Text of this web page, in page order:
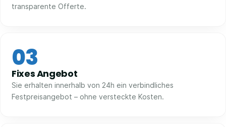
transparente Offerte.
03
Fixes Angebot
Sie erhalten innerhalb von 24h ein verbindliches
Festpreisangebot – ohne versteckte Kosten.